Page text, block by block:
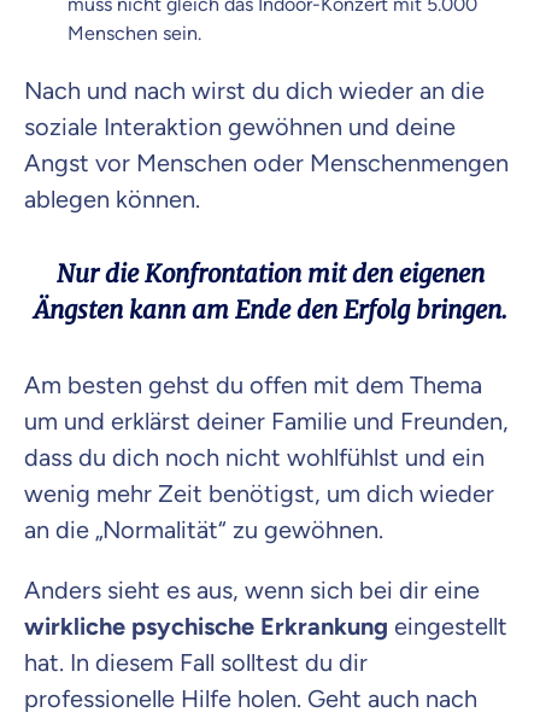
Menschen sein.
Nach und nach wirst du dich wieder an die
soziale Interaktion gewöhnen und deine
Angst vor Menschen oder Menschenmengen
ablegen können.
Nur die Konfrontation mit den eigenen
Ängsten kann am Ende den Erfolg bringen.
Am besten gehst du offen mit dem Thema
um und erklärst deiner Familie und Freunden,
dass du dich noch nicht wohlfühlst und ein
wenig mehr Zeit benötigst, um dich wieder
an die „Normalität“ zu gewöhnen.
Anders sieht es aus, wenn sich bei dir eine
wirkliche psychische Erkrankung eingestellt
hat. In diesem Fall solltest du dir
professionelle Hilfe holen. Geht auch nach